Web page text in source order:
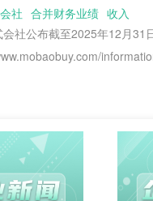
社 合并财务业绩 收入
社公布截至2025年12月31